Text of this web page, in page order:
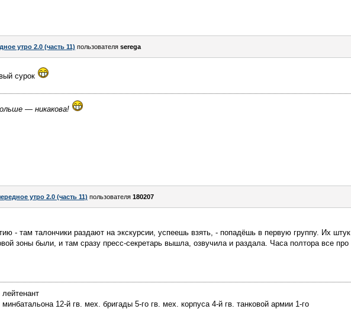
утро 2.0 (часть 11) пользователя serega
сурок
— никакова!
утро 2.0 (часть 11) пользователя 180207
- там талончики раздают на экскурсии, успеешь взять, - попадёшь в первую группу. Их штук
зоны были, и там сразу пресс-секретарь вышла, озвучила и раздала. Часа полтора все про
12-й гв. мех. бригады 5-го гв. мех. корпуса 4-й гв. танковой армии 1-го